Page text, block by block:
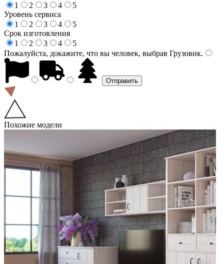
1
2 3 4
5
Уровень сервиса
1
2 3 4
5
Срок изготовления
1
2 3 4
5
Пожалуйста, докажите, что вы человек, выбрав Грузовик.
Похожие модели